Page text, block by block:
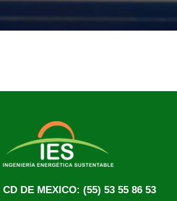
CD DE MEXICO: (55) 53 55 86 53